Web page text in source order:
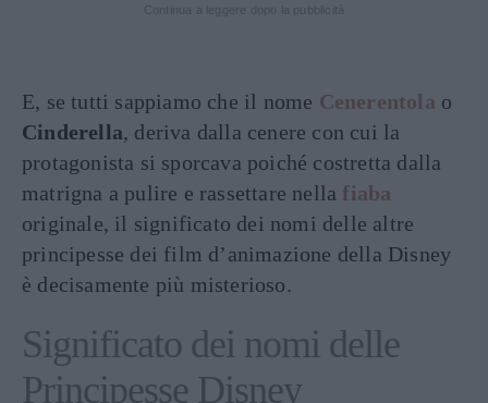
E, se tutti sappiamo che il nome Cenerentola o
Cinderella, deriva dalla cenere con cui la
protagonista si sporcava poiché costretta dalla
matrigna a pulire e rassettare nella fiaba
originale, il significato dei nomi delle altre
principesse dei film d’animazione della Disney
è decisamente più misterioso.
Significato dei nomi delle
Principesse Disney